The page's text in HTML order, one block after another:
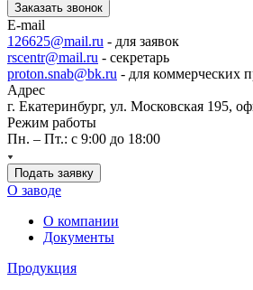
Заказать звонок
E-mail
126625@mail.ru - для заявок
rscentr@mail.ru - секретарь
proton.snab@bk.ru - для коммерческих
Адрес
г. Екатеринбург, ул. Московская 195,
Режим работы
Пн. – Пт.: с 9:00 до 18:00
Подать заявку
О заводе
О компании
Документы
Продукция